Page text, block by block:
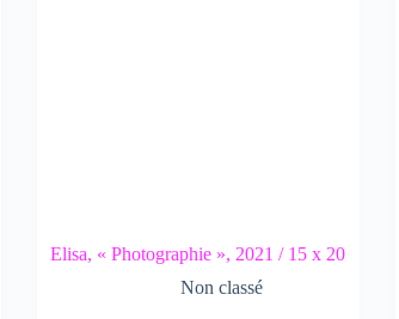
Elisa, « Photographie », 2021 / 15 x 20
Non classé